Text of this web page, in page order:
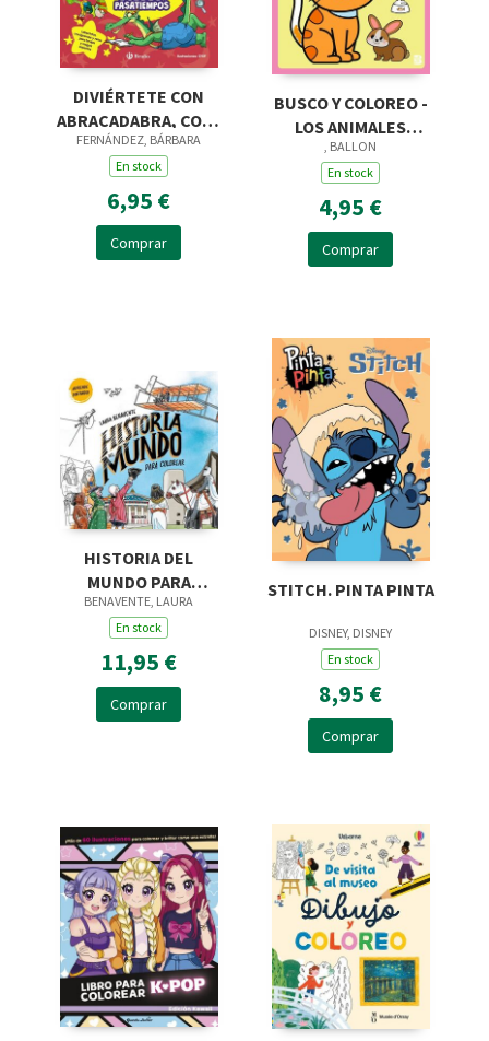
DIVIÉRTETE CON
ABRACADABRA, COLE
DE MAGIA. JUEGOS Y
PASATIEMPOS
FERNÁNDEZ, BÁRBARA
En stock
6,95 €
Comprar
BUSCO Y COLOREO -
LOS ANIMALES
DOMÉSTICOS
, BALLON
En stock
4,95 €
Comprar
HISTORIA DEL
MUNDO PARA
COLOREAR
BENAVENTE, LAURA
En stock
11,95 €
Comprar
STITCH. PINTA PINTA
DISNEY, DISNEY
En stock
8,95 €
Comprar